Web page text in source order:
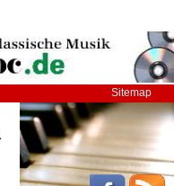
Sitemap